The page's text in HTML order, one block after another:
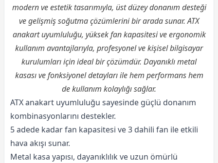
modern ve estetik tasarımıyla, üst düzey donanım desteği
ve gelişmiş soğutma çözümlerini bir arada sunar. ATX
anakart uyumluluğu, yüksek fan kapasitesi ve ergonomik
kullanım avantajlarıyla, profesyonel ve kişisel bilgisayar
kurulumları için ideal bir çözümdür. Dayanıklı metal
kasası ve fonksiyonel detayları ile hem performans hem
de kullanım kolaylığı sağlar.
ATX anakart uyumluluğu sayesinde güçlü donanım
kombinasyonlarını destekler.
5 adede kadar fan kapasitesi ve 3 dahili fan ile etkili
hava akışı sunar.
Metal kasa yapısı, dayanıklılık ve uzun ömürlü